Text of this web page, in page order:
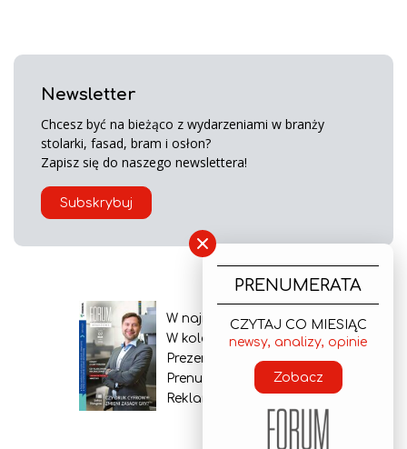
Newsletter
Chcesz być na bieżąco z wydarzeniami w branży
stolarki, fasad, bram i osłon?
Zapisz się do naszego newslettera!
Subskrybuj
W najnowszym wydaniu
W kolejnym numerze
Prezentacja gazety
Prenumerata
Reklama
×
PRENUMERATA
CZYTAJ CO MIESIĄC
newsy, analizy, opinie
Zobacz